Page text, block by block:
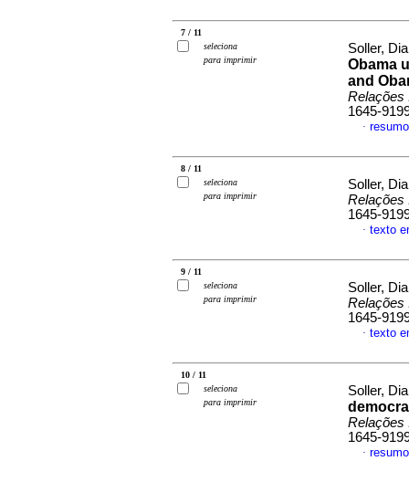
7 / 11
seleciona
para imprimir
Soller,
Obama
and
Relações
1645-
·
8 / 11
seleciona
para imprimir
Soller,
Relações
1645-
· texto
9 / 11
seleciona
para imprimir
Soller,
Relações
1645-
· texto
10 / 11
seleciona
para imprimir
Soller,
Relações
1645-
·